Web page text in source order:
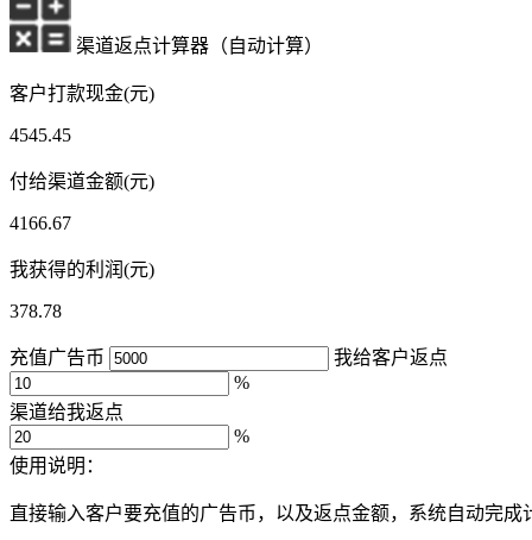
渠道返点计算器（自动计算）
客户打款现金(元)
4545.45
付给渠道金额(元)
4166.67
我获得的利润(元)
378.78
充值广告币
我给客户返点
%
渠道给我返点
%
使用说明：
直接输入客户要充值的广告币，以及返点金额，系统自动完